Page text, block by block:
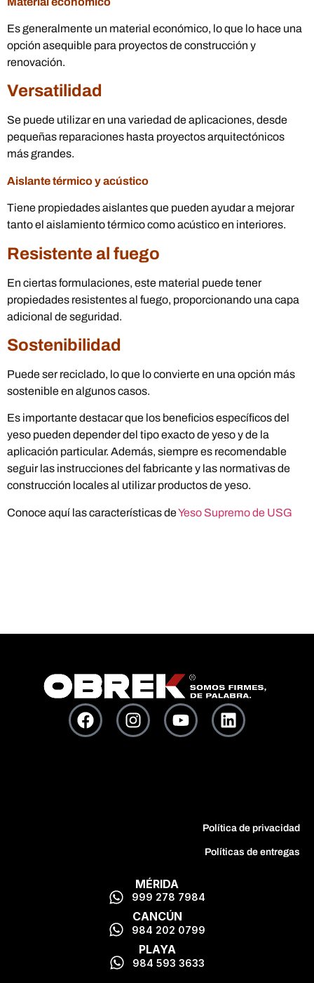
Es generalmente un material económico, lo que lo hace una
opción asequible para proyectos de construcción y
renovación.
Versatilidad
Se puede utilizar en una variedad de aplicaciones, desde
pequeñas reparaciones hasta proyectos arquitectónicos
más grandes.
Aislante térmico y acústico
Tiene propiedades aislantes que pueden ayudar a mejorar
tanto el aislamiento térmico como acústico en interiores.
Resistente al fuego
En ciertas formulaciones, este material puede tener
propiedades resistentes al fuego, proporcionando una capa
adicional de seguridad.
Sostenibilidad
Puede ser reciclado, lo que lo convierte en una opción más
sostenible en algunos casos.
Es importante destacar que los beneficios específicos del
yeso pueden depender del tipo exacto de yeso y de la
aplicación particular. Además, siempre es recomendable
seguir las instrucciones del fabricante y las normativas de
construcción locales al utilizar productos de yeso.
Conoce aquí las características deYeso Supremo de USG
Política de privacidad
Políticas de entregas
MÉRIDA
999 278 7984
CANCÚN
984 202 0799
PLAYA
984 593 3633